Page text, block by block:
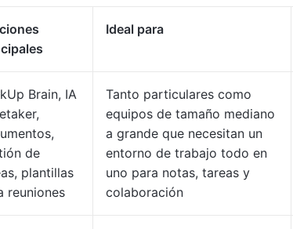
Ideal para
Brain, IA
de
plantillas
reuniones
Tanto particulares como
equipos de tamaño mediano
a grande que necesitan un
entorno de trabajo todo en
uno para notas, tareas y
colaboración